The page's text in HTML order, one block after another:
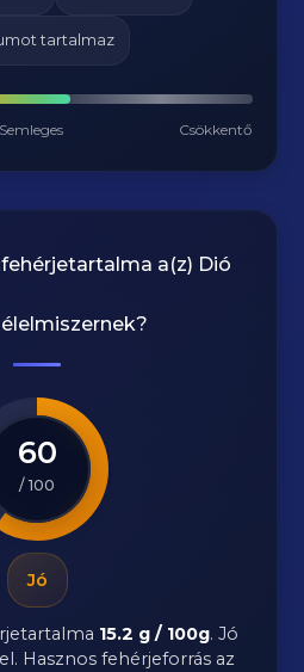
tartalmaz
Semleges Csökkentő
a(z) Dió
élelmiszernek?
60
/ 100
Jó
15.2 g / 100g. Jó
Hasznos fehérjeforrás az